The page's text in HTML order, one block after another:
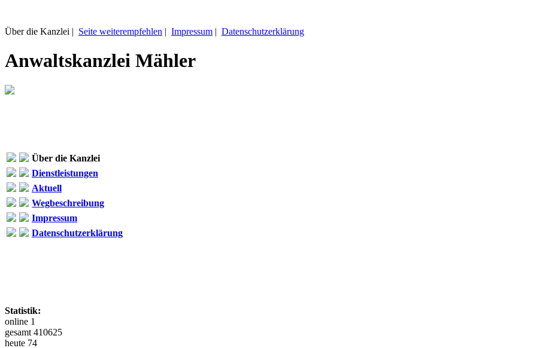
Über die Kanzlei | Seite weiterempfehlen | Impressum | Datenschutzerklärung
Anwaltskanzlei Mähler
Über die Kanzlei
Dienstleistungen
Aktuell
Wegbeschreibung
Impressum
Datenschutzerklärung
Statistik:
online 1
gesamt 410625
heute 74